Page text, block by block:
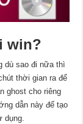
win?
dù sao đi nữa thì
thời gian ra để
ghost cho riêng
dẫn này để tạo
dụng.